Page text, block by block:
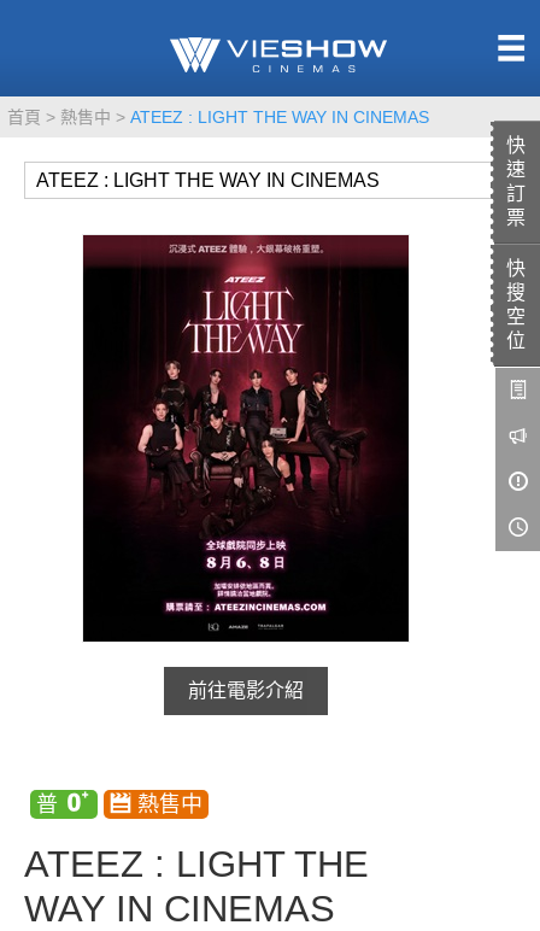
快
速
訂
票
快
搜
空
位
首頁 熱售中 ATEEZ : LIGHT THE WAY IN CINEMAS
前往電影介紹
ATEEZ : LIGHT THE
WAY IN CINEMAS
熱售中
TITAN SCREEN
VR 演唱會
GOLD CLASS
AD口述影像
LIVE演唱會
UNICORN
商家介紹
加入iShow
會員Q&A